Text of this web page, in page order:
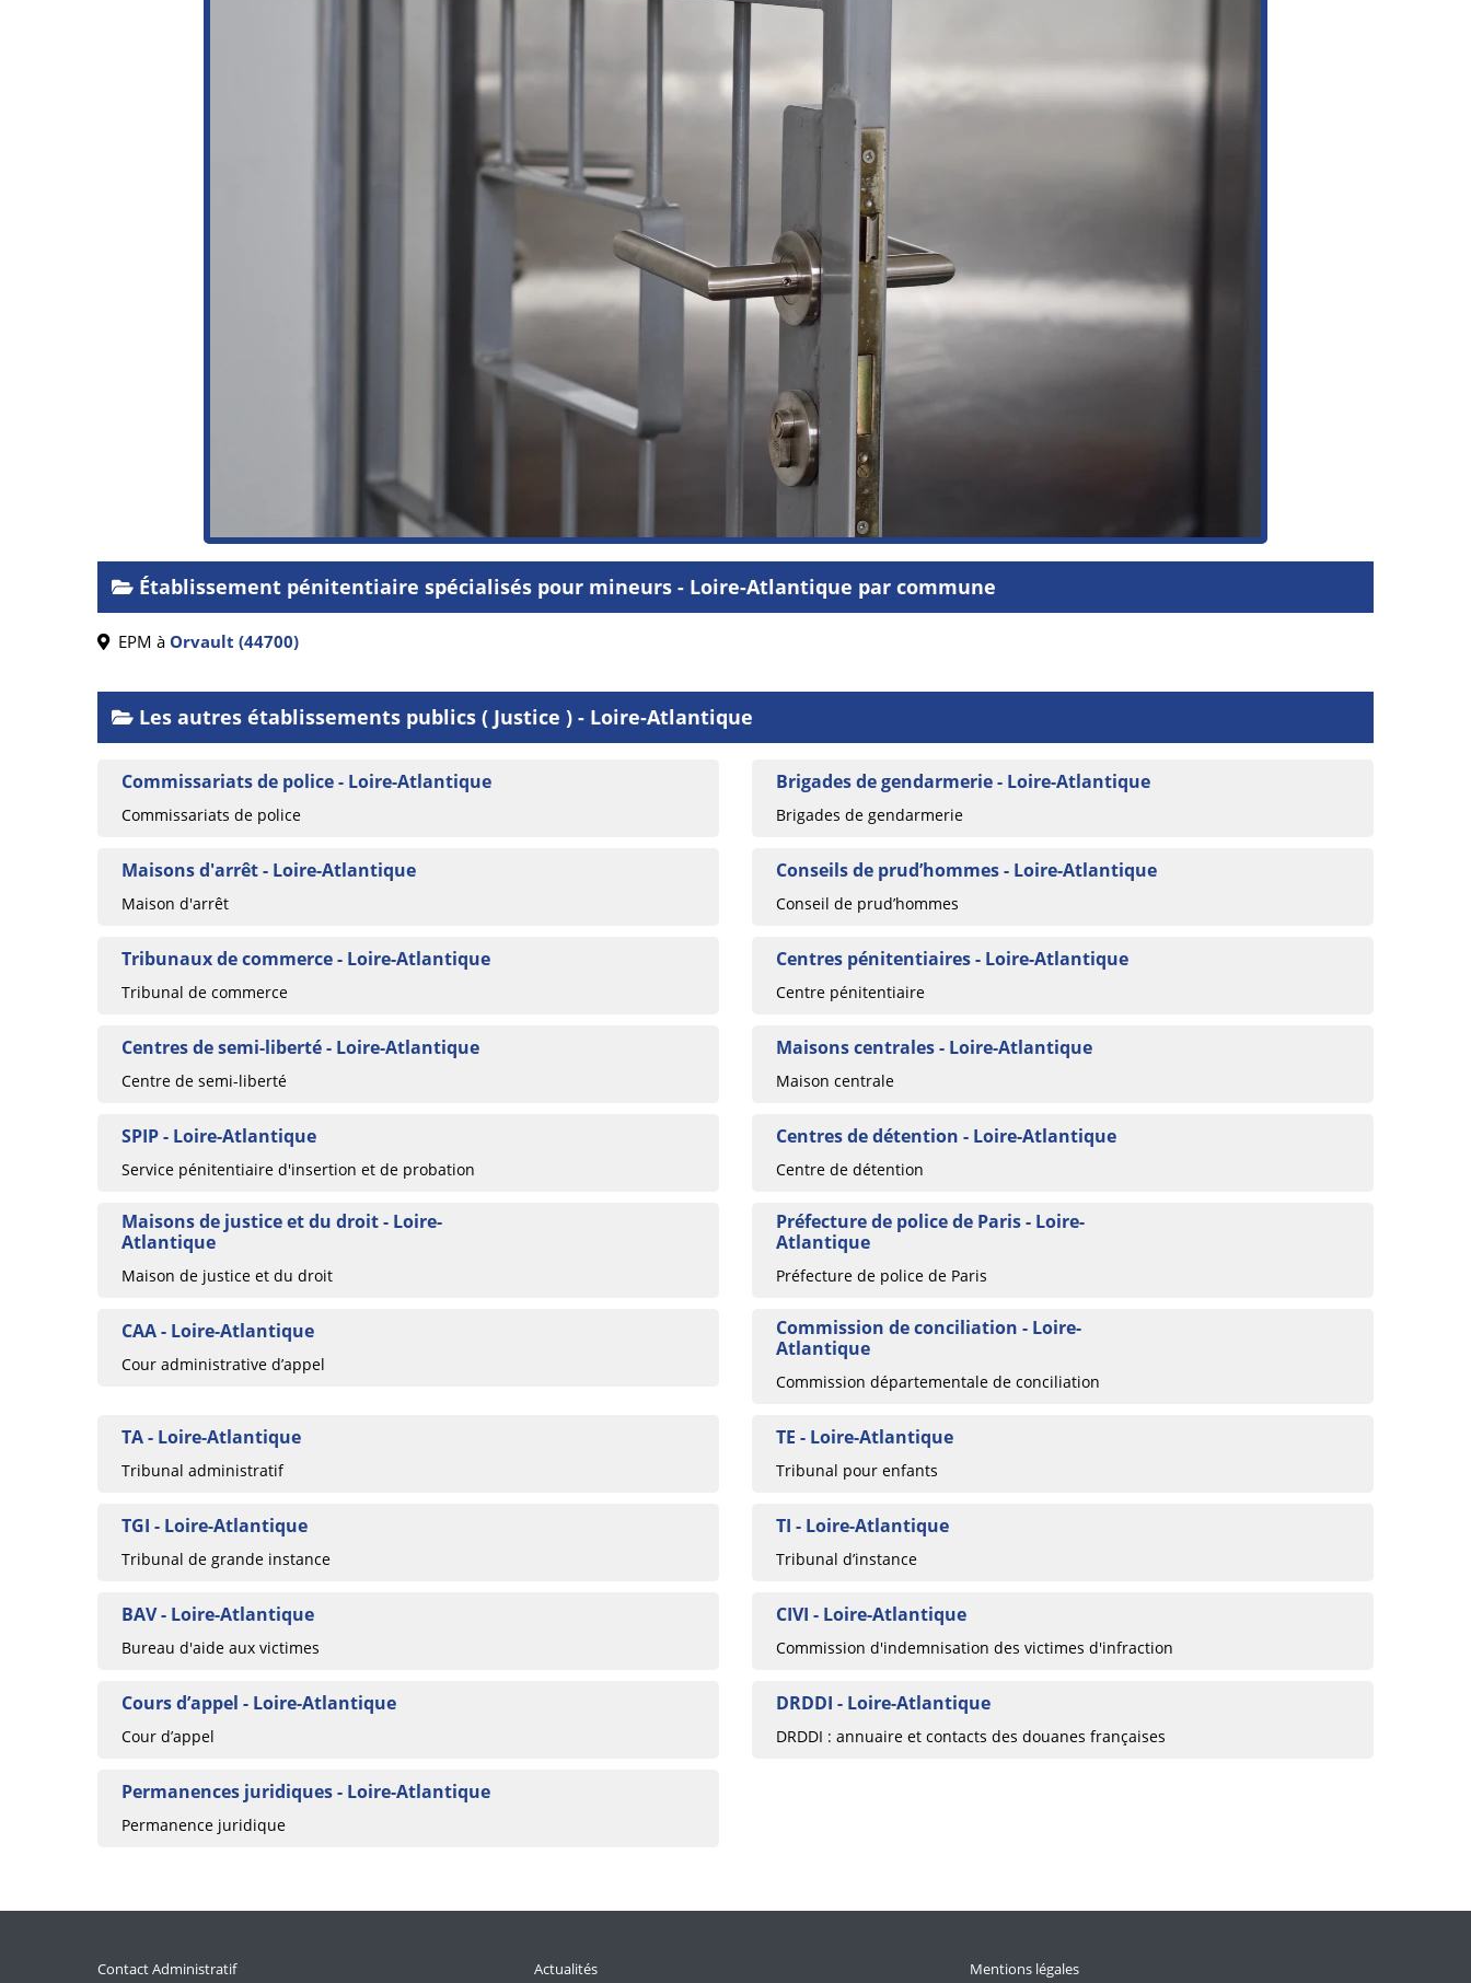
Établissement pénitentiaire spécialisés pour mineurs - Loire-Atlantique par commune
EPM à Orvault (44700)
Les autres établissements publics ( Justice ) - Loire-Atlantique
Commissariats de police - Loire-Atlantique
Commissariats de police
Brigades de gendarmerie - Loire-Atlantique
Brigades de gendarmerie
Maisons d'arrêt - Loire-Atlantique
Maison d'arrêt
Conseils de prud’hommes - Loire-Atlantique
Conseil de prud’hommes
Tribunaux de commerce - Loire-Atlantique
Tribunal de commerce
Centres pénitentiaires - Loire-Atlantique
Centre pénitentiaire
Centres de semi-liberté - Loire-Atlantique
Centre de semi-liberté
Maisons centrales - Loire-Atlantique
Maison centrale
SPIP - Loire-Atlantique
Service pénitentiaire d'insertion et de probation
Centres de détention - Loire-Atlantique
Centre de détention
Maisons de justice et du droit - Loire-
Atlantique
Maison de justice et du droit
Préfecture de police de Paris - Loire-
Atlantique
Préfecture de police de Paris
CAA - Loire-Atlantique
Cour administrative d’appel
Commission de conciliation - Loire-
Atlantique
Commission départementale de conciliation
TA - Loire-Atlantique
Tribunal administratif
TE - Loire-Atlantique
Tribunal pour enfants
TGI - Loire-Atlantique
Tribunal de grande instance
TI - Loire-Atlantique
Tribunal d’instance
BAV - Loire-Atlantique
Bureau d'aide aux victimes
CIVI - Loire-Atlantique
Commission d'indemnisation des victimes d'infraction
Cours d’appel - Loire-Atlantique
Cour d’appel
DRDDI - Loire-Atlantique
DRDDI : annuaire et contacts des douanes françaises
Permanences juridiques - Loire-Atlantique
Permanence juridique
Contact Administratif Actualités Mentions légales